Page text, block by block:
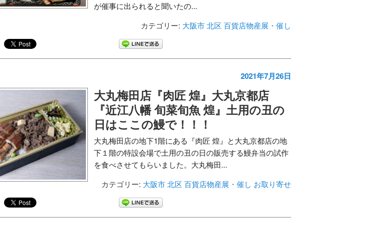
が催事に出られると聞いたの...
カテゴリー: 大阪市 北区 百貨店物産展・催し
2021年7月26日
大丸梅田店『肉匠 煌』大丸京都店
『近江八幡 旬菜旬魚 煌』土用の丑の
日はここの鰻で！！！
大丸梅田店の地下1階にある『肉匠 煌』と大丸京都店の地
下１階の特設会場で土用の丑の日の販売する鰻弁当の試作
を食べさせてもらいました。大丸梅田...
カテゴリー: 大阪市 北区 百貨店物産展・催し お取り寄せ